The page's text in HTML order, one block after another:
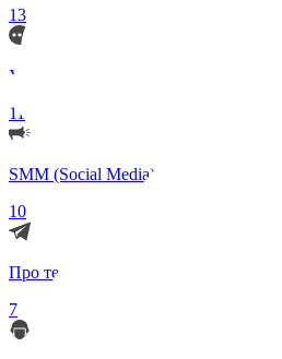
13
Удаленка (Работа)
11
SMM (Social Media)
10
Про телеграмм
7